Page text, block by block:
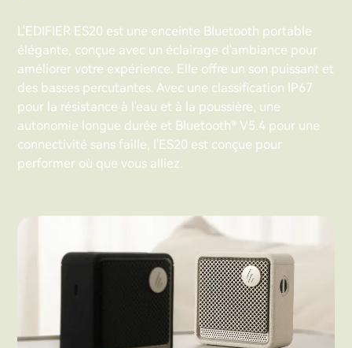
L'EDIFIER ES20 est une enceinte Bluetooth portable
élégante, conçue avec un éclairage d'ambiance pour
améliorer votre expérience. Elle offre un son puissant et
des basses percutantes. Avec une classification IP67
pour la résistance à l'eau et à la poussière, une
autonomie longue durée et Bluetooth® V5.4 pour une
connectivité sans faille, l'ES20 est conçue pour
performer où que vous alliez.